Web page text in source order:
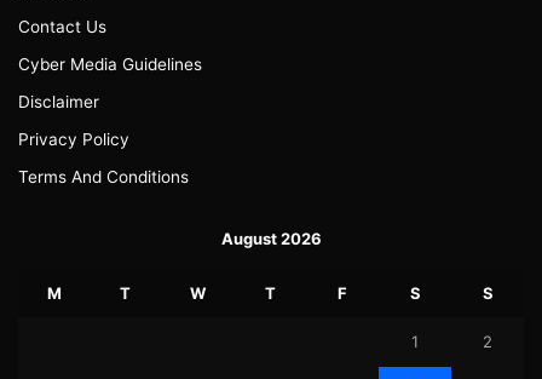
Contact Us
Cyber Media Guidelines
Disclaimer
Privacy Policy
Terms And Conditions
August 2026
M T W T F S S
1 2